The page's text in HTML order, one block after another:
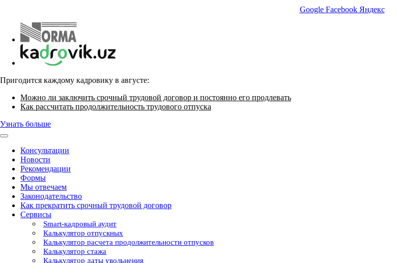
Google Facebook Яндекс
Пригодится каждому кадровику в августе:
Можно ли заключить срочный трудовой договор и постоянно его продлевать
Как рассчитать продолжительность трудового отпуска
Узнать больше
Консультации
Новости
Рекомендации
Формы
Мы отвечаем
Законодательство
Как прекратить срочный трудовой договор
Сервисы
Smart-кадровый аудит
Калькулятор отпускных
Калькулятор расчета продолжительности отпусков
Калькулятор стажа
Калькулятор даты увольнения